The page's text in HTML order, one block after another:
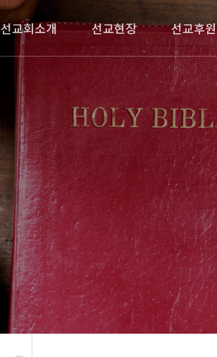
선교회소개 선교현장 선교후원